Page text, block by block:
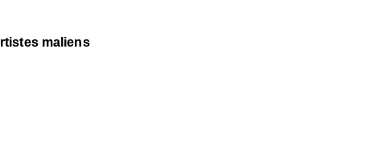
maliens